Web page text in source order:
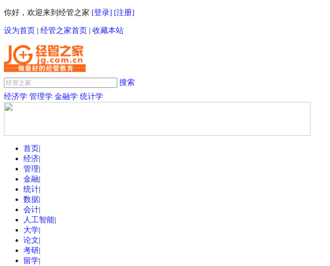
你好，欢迎来到经管之家 [登录] [注册]
设为首页 | 经管之家首页 | 收藏本站
搜索
经济学 管理学 金融学 统计学
首页|
经济|
管理|
金融|
统计|
数据|
会计|
人工智能|
大学|
论文|
考研|
留学|